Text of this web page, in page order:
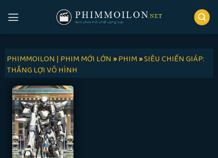
PHIMMOILON | PHIM MỚI LỚN»PHIM»SIÊU CHIẾN GIÁP:
THẮNG LỢI VÔ HÌNH